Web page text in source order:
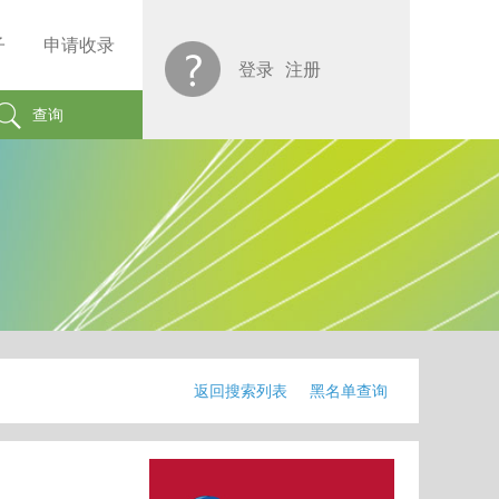
申请收录
查询
登录 注册
返回搜索列表 黑名单查询